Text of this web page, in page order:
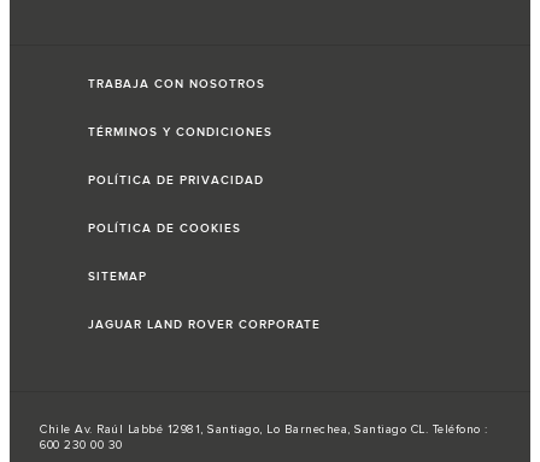
TRABAJA CON NOSOTROS
TÉRMINOS Y CONDICIONES
POLÍTICA DE PRIVACIDAD
POLÍTICA DE COOKIES
SITEMAP
JAGUAR LAND ROVER CORPORATE
Chile Av. Raúl Labbé 12981, Santiago, Lo Barnechea, Santiago CL. Teléfono :
600 230 00 30